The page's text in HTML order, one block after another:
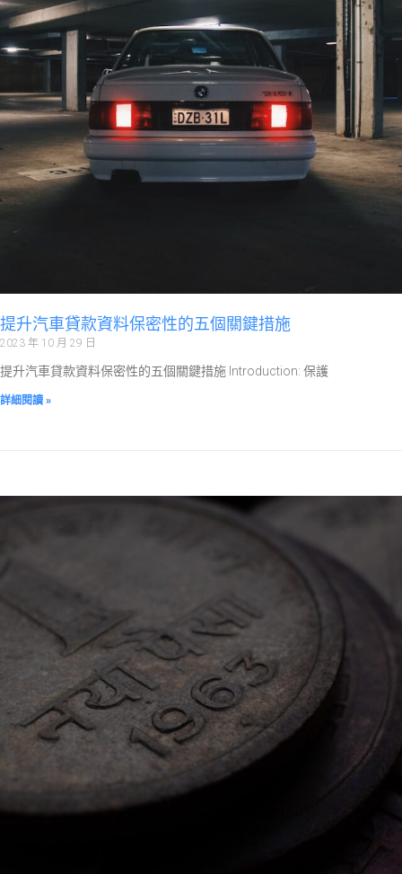
提升汽車貸款資料保密性的五個關鍵措施
2023 年 10 月 29 日
提升汽車貸款資料保密性的五個關鍵措施 Introduction: 保護
詳細閱讀 »